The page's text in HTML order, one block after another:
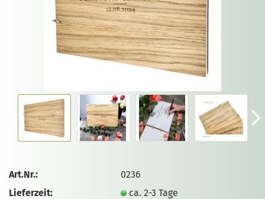
Art.Nr.:
0236
Lieferzeit:
ca. 2-3 Tage